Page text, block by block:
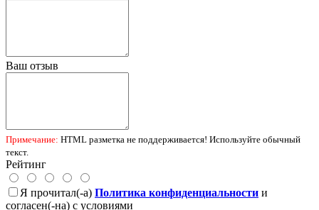
Ваш отзыв
Примечание: HTML разметка не поддерживается! Используйте обычный
текст.
Рейтинг
Я прочитал(-а) Политика конфиденциальности и
согласен(-на) с условиями